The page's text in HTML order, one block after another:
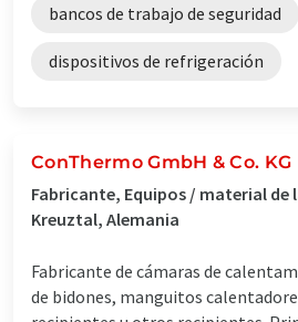
bancos de trabajo de seguridad
dispositivos de refrigeración
ConThermo GmbH & Co. KG
Fabricante, Equipos / material
Kreuztal, Alemania
Fabricante de cámaras de
de bidones, manguitos